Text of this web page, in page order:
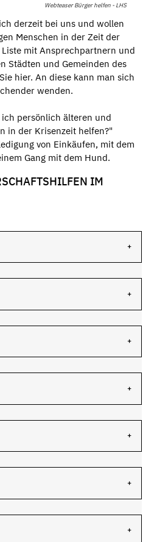
Webteaser Bürger helfen - LHS
derzeit bei uns und wollen
Menschen in der Zeit der
mit Ansprechpartnern und
Städten und Gemeinden des
hier. An diese kann man sich
wenden.
persönlich älteren und
in der Krisenzeit helfen?"
von Einkäufen, mit dem
Gang mit dem Hund.
IM